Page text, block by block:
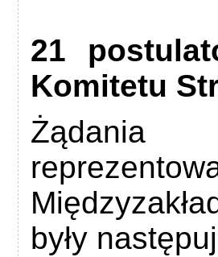
21
Komitetu
Żądania
były